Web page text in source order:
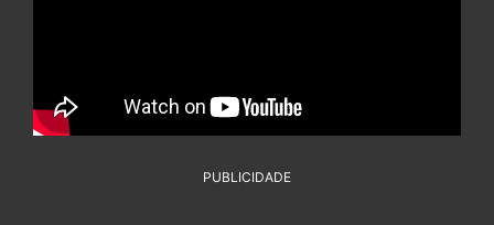
PUBLICIDADE